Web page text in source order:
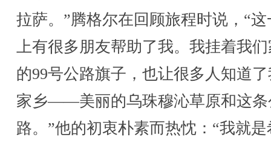
拉萨。”腾格尔在回顾旅程时说，“这
上有很多朋友帮助了我。我挂着我
的99号公路旗子，也让很多人知道
家乡——美丽的乌珠穆沁草原和这条
路。”他的初衷朴素而热忱：“我就是